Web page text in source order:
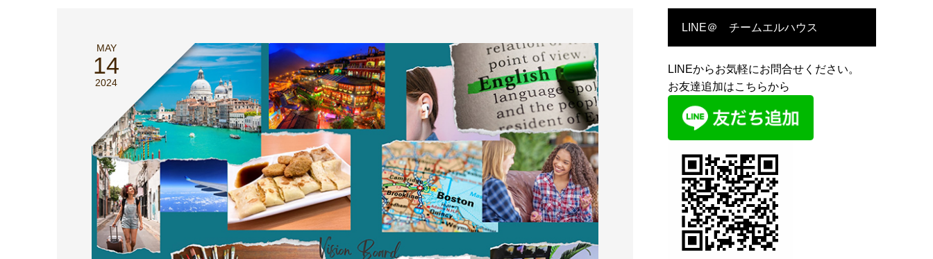
MAY
14
2024
LINE＠ チームエルハウス
LINEからお気軽にお問合せください。
お友達追加はこちらから